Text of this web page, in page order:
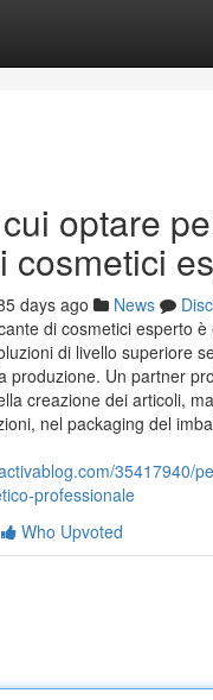
optare
cosmetici
days ago News
di cosmetici esperto
di livello superiore
produzione. Un partner
creazione dei articoli,
nel packaging del
35417940/
professionale
Who Upvoted